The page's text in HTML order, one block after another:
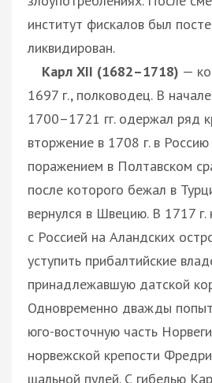
институт фискалов был
ликвидирован.
Карл XII (1682–1718) —
1697 г., полководец. В
1700–1721 гг. одержал ряд
вторжение в 1708 г. в
поражением в Полтавском
после которого бежал в
вернулся в Швецию. В 1717 г.
с Россией на Аландских
уступить прибалтийские
принадлежавшую датской
Одновременно дважды
юго-восточную часть
норвежской крепости
шальной пулей. С гибелью